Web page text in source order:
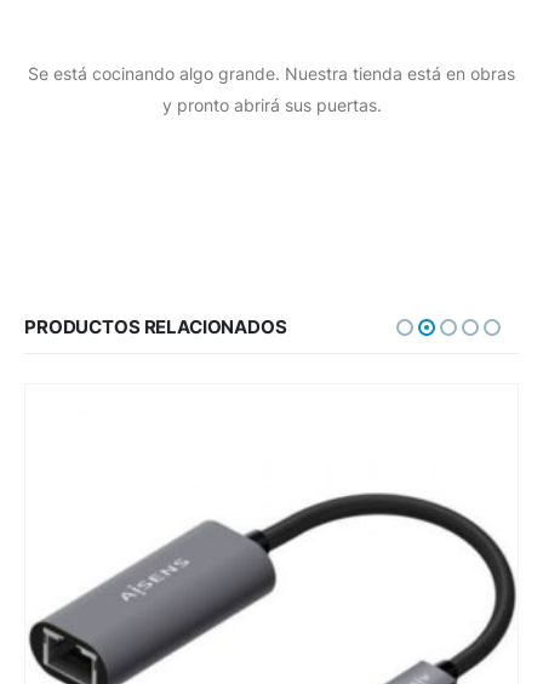
Se está cocinando algo grande. Nuestra tienda está en obras
y pronto abrirá sus puertas.
PRODUCTOS RELACIONADOS